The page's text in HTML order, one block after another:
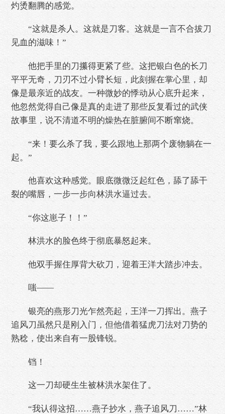
灼烫翻腾的感觉。
“这就是杀人。这就是刀客。这就是一言不合拔刀
见血的滋味！”
他把手里的刀攥得更紧了些。这把银白色的长刀
平平无奇，刀刃不过小臂长短，此刻握在掌心里，却
像是最亲近的战友。一种微妙的悸动从心底升起来，
他忽然觉得自己像是真的走进了那些反复看过的武侠
故事里，说不清道不明的燥热在脏腑间不断窜烧。
“来！要么杀了我，要么跟地上那两个废物躺在一
起。”
他喜欢这种感觉。眼底微微泛起红色，舔了舔干
裂的嘴唇，一步一步向林洪水逼过去。
“你这崽子！！”
林洪水的脸色终于彻底暴怒起来。
他双手握住厚背大砍刀，迎着王洋大踏步冲去。
嗤——
银亮的燕形刀光乍然亮起，王洋一刀挥出。燕子
追风刀虽然只是刚入门，但他借着猛虎刀法对刀势的
熟稔，使出来自有一股锋锐。
铛！
这一刀却硬生生被林洪水架住了。
“我认得这招……燕子抄水，燕子追风刀……”林